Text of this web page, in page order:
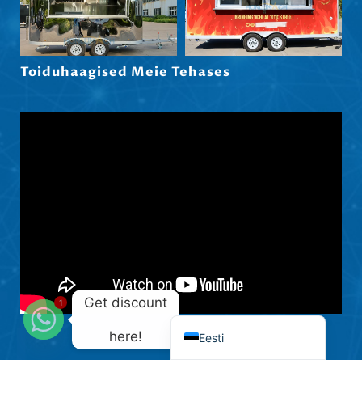
Toiduhaagised Meie Tehases
Eesti
English
Español
Nederlands
Shqip
Македонски јазик
1 Get discount
here!